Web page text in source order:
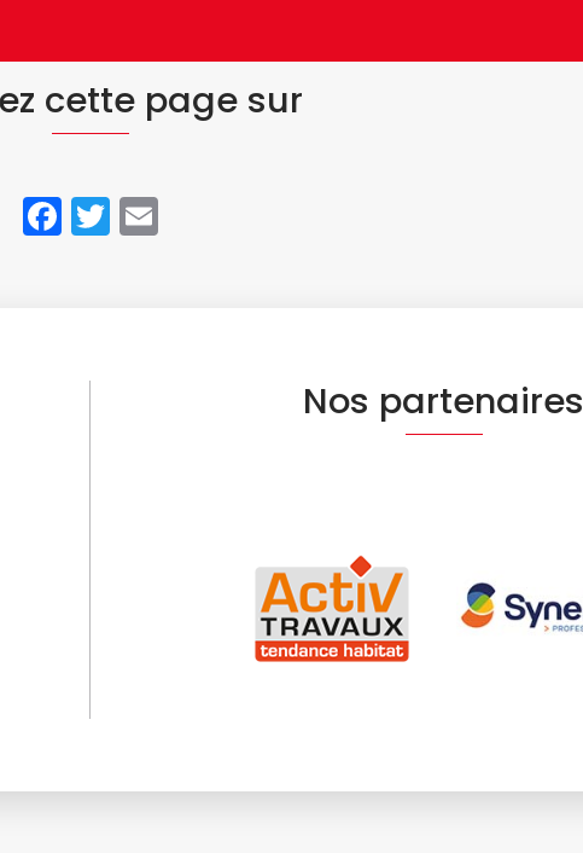
cette page sur
Facebook
Twitter
Nos partenaires